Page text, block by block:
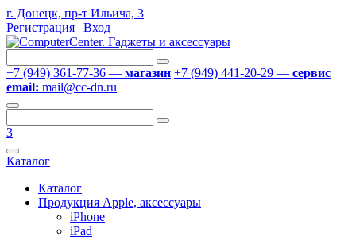
г. Донецк, пр-т Ильича, 3
Регистрация | Вход
+7 (949) 361-77-36 — магазин +7 (949) 441-20-29 — сервис
email: mail@cc-dn.ru
3
Каталог
Каталог
Продукция Apple, аксессуары
iPhone
iPad